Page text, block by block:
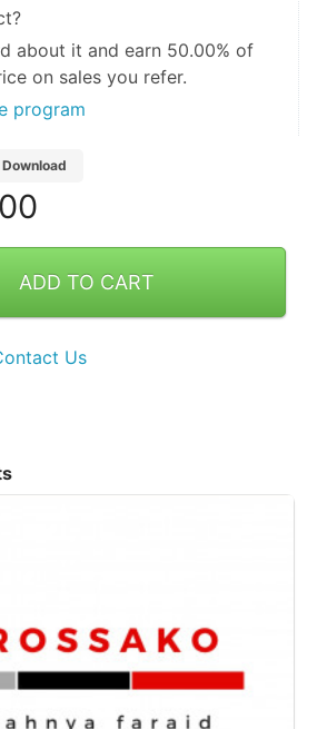
about it and earn 50.00% of
on sales you refer.
program
Download
ADD TO CART
Us